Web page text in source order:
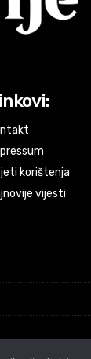
korištenja
vijesti